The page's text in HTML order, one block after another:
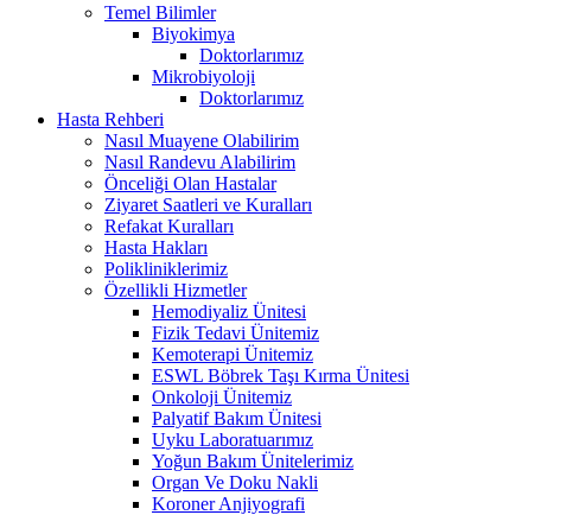
Temel Bilimler
Biyokimya
Doktorlarımız
Mikrobiyoloji
Doktorlarımız
Hasta Rehberi
Nasıl Muayene Olabilirim
Nasıl Randevu Alabilirim
Önceliği Olan Hastalar
Ziyaret Saatleri ve Kuralları
Refakat Kuralları
Hasta Hakları
Polikliniklerimiz
Özellikli Hizmetler
Hemodiyaliz Ünitesi
Fizik Tedavi Ünitemiz
Kemoterapi Ünitemiz
ESWL Böbrek Taşı Kırma Ünitesi
Onkoloji Ünitemiz
Palyatif Bakım Ünitesi
Uyku Laboratuarımız
Yoğun Bakım Ünitelerimiz
Organ Ve Doku Nakli
Koroner Anjiyografi